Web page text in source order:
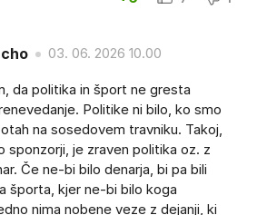
03. 06. 2026 10.00
da politika in šport ne gresta
Politike ni bilo, ko smo
na sosedovem travniku. Takoj,
sponzorji, je zraven politika oz. z
Če ne-bi bilo denarja, bi pa bili
športa, kjer ne-bi bilo koga
nima nobene veze z dejanji, ki